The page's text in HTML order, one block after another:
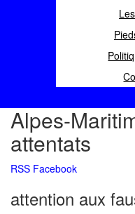
Alpes-
attentats
RSS Facebook
attention aux